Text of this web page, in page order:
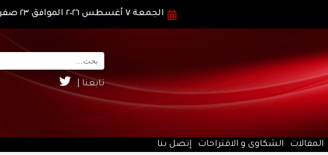
الجمعة ٧ أغسطس ٢٠٢٦ الموافق ٢٣ صفر ١٤٤٨ هـ
تابعنا |
المقالات الشكاوى و الاقتراحات إتصل بنا